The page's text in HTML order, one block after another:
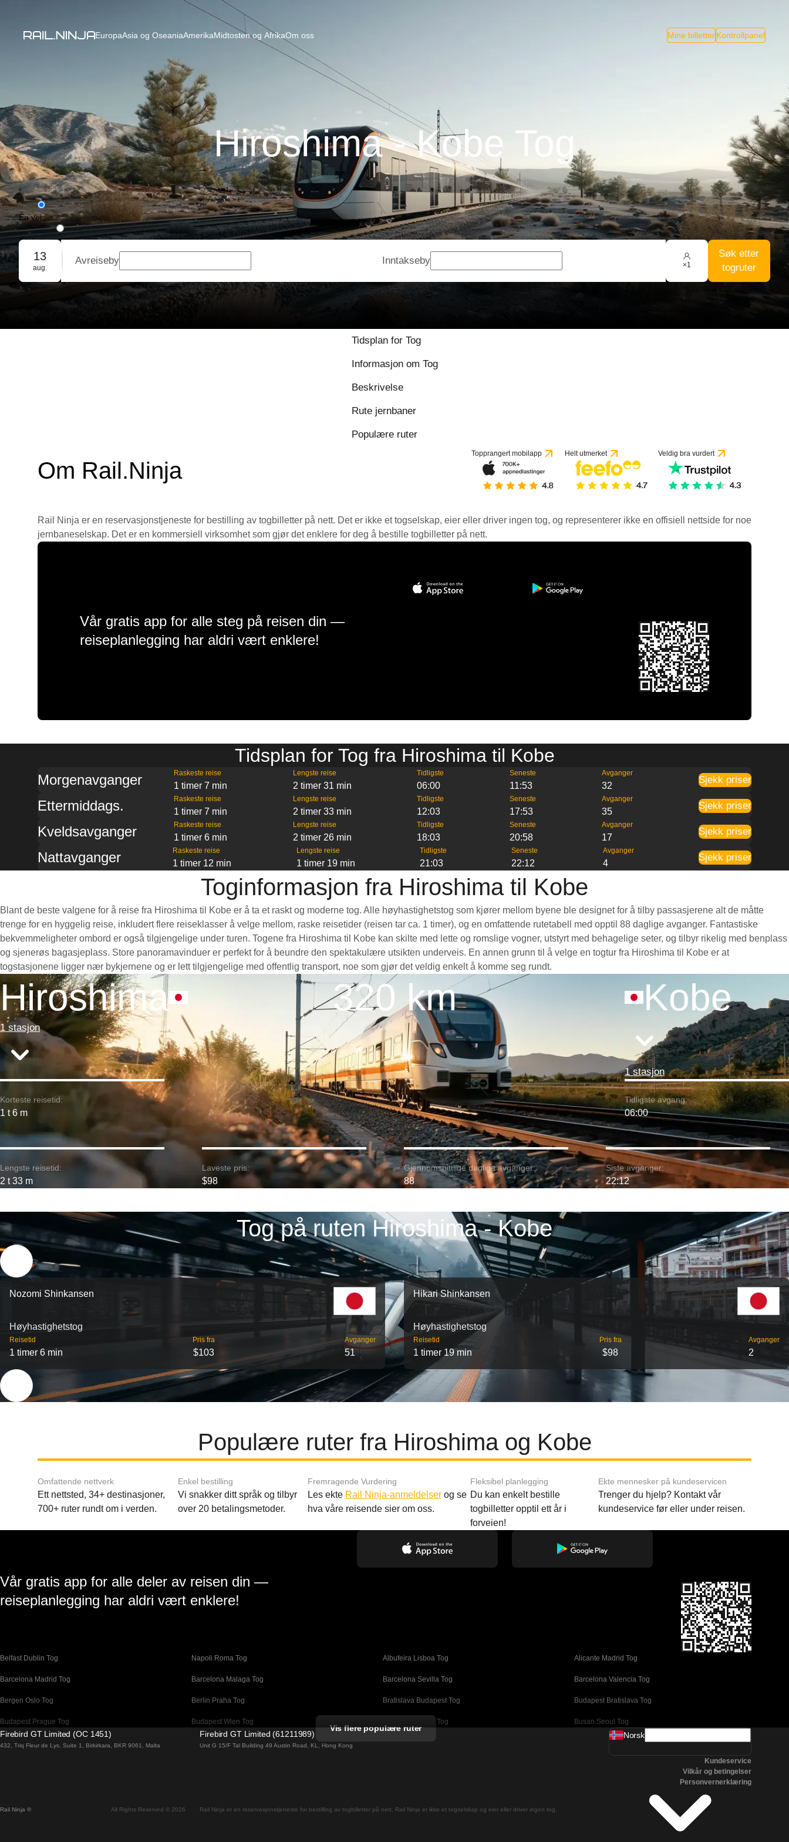
EuropaAsia og OseaniaAmerikaMidtosten og AfrikaOm oss Mine billetterKontrollpanel
Hiroshima - Kobe Tog
Én vei
Tur/retur
Gruppebooking
13
aug.
Avreiseby Inntakseby ×1
Søk etter
togruter
Tidsplan for Tog
Informasjon om Tog
Beskrivelse
Rute jernbaner
Populære ruter
Om Rail.Ninja
Topprangert mobilapp Helt utmerket Veldig bra vurdert
Rail Ninja er en reservasjons­tjeneste for bestilling av togbilletter på nett. Det er ikke et togselskap, eier eller driver ingen tog, og representerer ikke en offisiell nettside for noe
jernbaneselskap. Det er en kommersiell virksomhet som gjør det enklere for deg å bestille togbilletter på nett.
Vår gratis app for alle steg på reisen din —
reiseplanlegging har aldri vært enklere!
Tidsplan for Tog fra Hiroshima til Kobe
Morgenavganger Raskeste reise
1 timer 7 min
Lengste reise
2 timer 31 min
Tidligste
06:00
Seneste
11:53
Avganger
32
Sjekk priser
Ettermiddags. Raskeste reise
1 timer 7 min
Lengste reise
2 timer 33 min
Tidligste
12:03
Seneste
17:53
Avganger
35
Sjekk priser
Kveldsavganger Raskeste reise
1 timer 6 min
Lengste reise
2 timer 26 min
Tidligste
18:03
Seneste
20:58
Avganger
17
Sjekk priser
Nattavganger Raskeste reise
1 timer 12 min
Lengste reise
1 timer 19 min
Tidligste
21:03
Seneste
22:12
Avganger
4
Sjekk priser
Toginformasjon fra Hiroshima til Kobe
Blant de beste valgene for å reise fra Hiroshima til Kobe er å ta et raskt og moderne tog. Alle høyhastighetstog som kjører mellom byene ble designet for å tilby passasjerene alt de måtte
trenge for en hyggelig reise, inkludert flere reiseklasser å velge mellom, raske reisetider (reisen tar ca. 1 timer), og en omfattende rutetabell med opptil 88 daglige avganger. Fantastiske
bekvemmeligheter ombord er også tilgjengelige under turen. Togene fra Hiroshima til Kobe kan skilte med lette og romslige vogner, utstyrt med behagelige seter, og tilbyr rikelig med benplass
og sjenerøs bagasjeplass. Store panoramavinduer er perfekt for å beundre den spektakulære utsikten underveis. En annen grunn til å velge en togtur fra Hiroshima til Kobe er at
togstasjonene ligger nær bykjernene og er lett tilgjengelige med offentlig transport, noe som gjør det veldig enkelt å komme seg rundt.
Hiroshima
1 stasjon
320 km Kobe
1 stasjon
Korteste reisetid:
1 t 6 m
Tidligste avgang:
06:00
Lengste reisetid:
2 t 33 m
Laveste pris:
$98
Gjennomsnittlige daglige avganger:
88
Siste avganger:
22:12
Tog på ruten Hiroshima - Kobe
Nozomi Shinkansen
Høyhastighetstog
Reisetid
1 timer 6 min
Pris fra
$103
Avganger
51
Hikari Shinkansen
Høyhastighetstog
Reisetid
1 timer 19 min
Pris fra
$98
Avganger
2
Populære ruter fra Hiroshima og Kobe
Omfattende nettverk
Ett nettsted, 34+ destinasjoner,
700+ ruter rundt om i verden.
Enkel bestilling
Vi snakker ditt språk og tilbyr
over 20 betalingsmetoder.
Fremragende Vurdering
Les ekte Rail Ninja-anmeldelserog se
hva våre reisende sier om oss.
Fleksibel planlegging
Du kan enkelt bestille
togbilletter opptil ett år i
forveien!
Ekte mennesker på kundeservicen
Trenger du hjelp? Kontakt vår
kundeservice før eller under reisen.
Vår gratis app for alle deler av reisen din —
reiseplanlegging har aldri vært enklere!
Belfast Dublin Tog Napoli Roma Tog Albufeira Lisboa Tog Alicante Madrid Tog
Barcelona Madrid Tog Barcelona Malaga Tog Barcelona Sevilla Tog Barcelona Valencia Tog
Bergen Oslo Tog Berlin Praha Tog Bratislava Budapest Tog Budapest Bratislava Tog
Budapest Prague Tog Budapest Wien Tog Busan Cheonan Tog Busan Seoul Tog
Canberra Sydney Tog Changwon Seoul Tog
Faro Lisboa Tog Faro Porto Tog Firenze Roma Tog
Vis flere populære ruter
Firebird GT Limited (OC 1451)
432, Triq Fleur de Lys, Suite 1, Birkirkara, BKR 9061, Malta
Firebird GT Limited (61211989)
Unit G 15/F Tal Building 49 Austin Road, KL, Hong Kong
Rail Ninja ® All Rights Reserved © 2026 Rail Ninja er en reservasjons­tjeneste for bestilling av togbilletter på nett. Rail Ninja er ikke et togselskap og eier eller driver ingen tog.
Norsk
Kundeservice
Vilkår og betingelser
Personvernerklæring